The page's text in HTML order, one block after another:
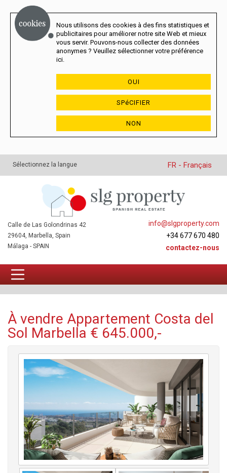
Nous utilisons des cookies à des fins statistiques et
publicitaires pour améliorer notre site Web et mieux
vous servir. Pouvons-nous collecter des données
anonymes ? Veuillez sélectionner votre préférence
ici.
OUI
SPéCIFIER
NON
Sélectionnez la langue FR - Français
info@slgproperty.com
+34 677 670 480
contactez-nous
Calle de Las Golondrinas 42
29604, Marbella, Spain
Málaga - SPAIN
À vendre Appartement Costa del
Sol Marbella € 645.000,-